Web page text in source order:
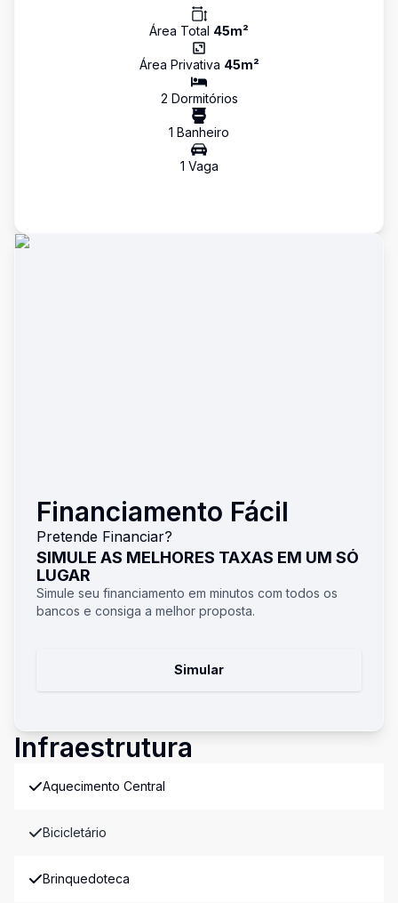
Área Total 45m²
Área Privativa 45m²
2 Dormitórios
1 Banheiro
1 Vaga
Financiamento Fácil
Pretende Financiar?
SIMULE AS MELHORES TAXAS EM UM SÓ
LUGAR
Simule seu financiamento em minutos com todos os
bancos e consiga a melhor proposta.
Simular
Infraestrutura
Aquecimento Central
Bicicletário
Brinquedoteca